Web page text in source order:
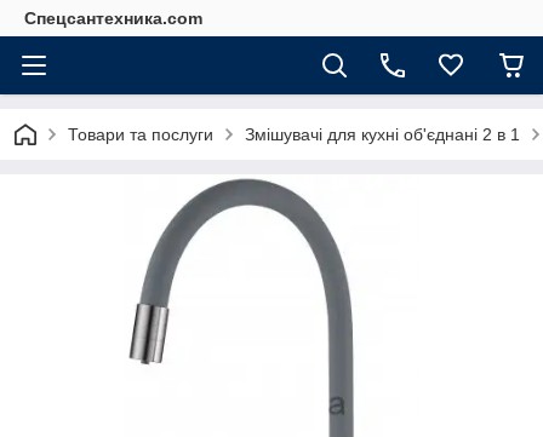
Спецсантехника.com
Товари та послуги Змішувачі для кухні об'єднані 2 в 1